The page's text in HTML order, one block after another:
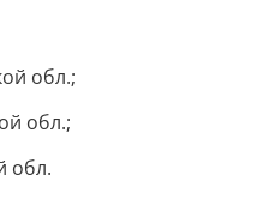
обл.;
обл.;
обл.